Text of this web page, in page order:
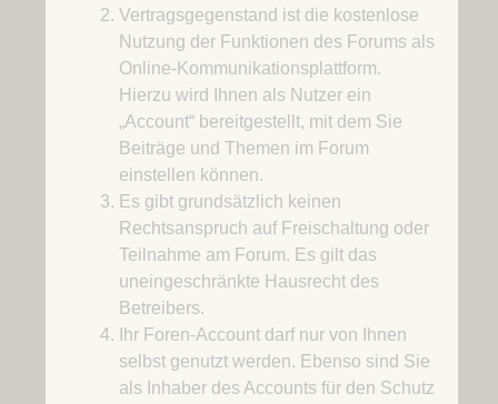
Vertragsgegenstand ist die kostenlose
Nutzung der Funktionen des Forums als
Online-Kommunikationsplattform.
Hierzu wird Ihnen als Nutzer ein
„Account“ bereitgestellt, mit dem Sie
Beiträge und Themen im Forum
einstellen können.
Es gibt grundsätzlich keinen
Rechtsanspruch auf Freischaltung oder
Teilnahme am Forum. Es gilt das
uneingeschränkte Hausrecht des
Betreibers.
Ihr Foren-Account darf nur von Ihnen
selbst genutzt werden. Ebenso sind Sie
als Inhaber des Accounts für den Schutz